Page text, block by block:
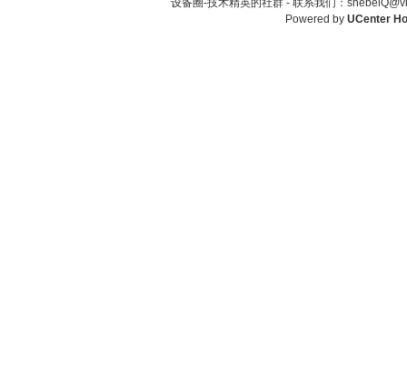
设备圈-技术精英的社群 - 联系我们：
Powered by UCenter